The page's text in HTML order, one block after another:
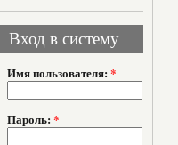
Вход в систему
Имя пользователя: *
Пароль: *